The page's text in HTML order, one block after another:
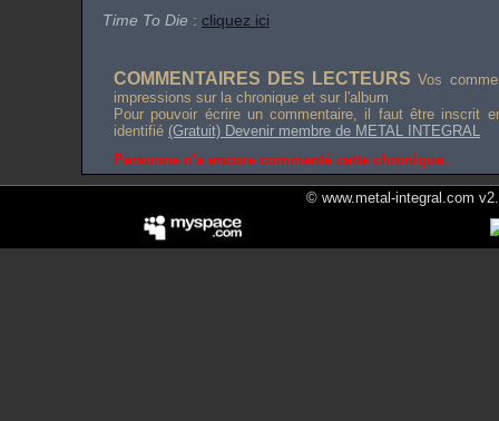
Time To Die : cliquez ici
COMMENTAIRES DES LECTEURS Vos
impressions sur la chronique et sur l'album
Pour pouvoir écrire un commentaire, il faut être inscrit
identifié (Gratuit) Devenir membre de METAL INTEGRAL
Personne n'a encore commenté cette chronique.
© www.metal-integral.com